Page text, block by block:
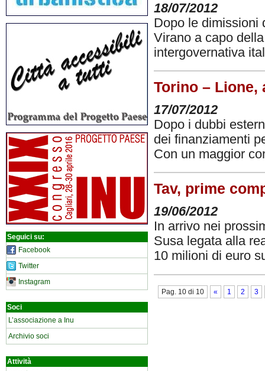
Seguici su:
Facebook
Twitter
Instagram
Soci
L’associazione a Inu
Archivio soci
Attività
18/07/2012
Dopo le dimissioni
Virano a capo
intergovernativa
Torino – Lione,
17/07/2012
Dopo i dubbi
dei finanziamenti
Con un maggior
Tav, prime
19/06/2012
In arrivo nei
Susa legata alla
10 milioni di euro
Pag. 10 di 10 « 1 2 3